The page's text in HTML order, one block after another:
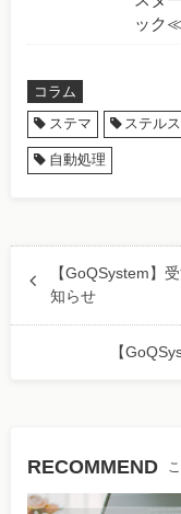
ック
コラム
ステマ ステル
自動処理
【GoQSystem】
知らせ
【
RECOMMEND